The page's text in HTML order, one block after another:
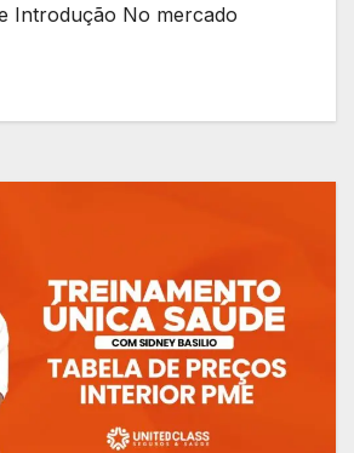
Introdução No mercado